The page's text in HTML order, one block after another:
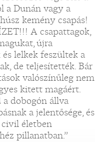
a Dunán vagy a
kemény csapás!
A csapattagok,
újra
lelkek feszültek a
de teljesítették. Bár
valószínűleg nem
kitett magáért.
dobogón állva
a jelentősége, és
életben
pillanatban.”